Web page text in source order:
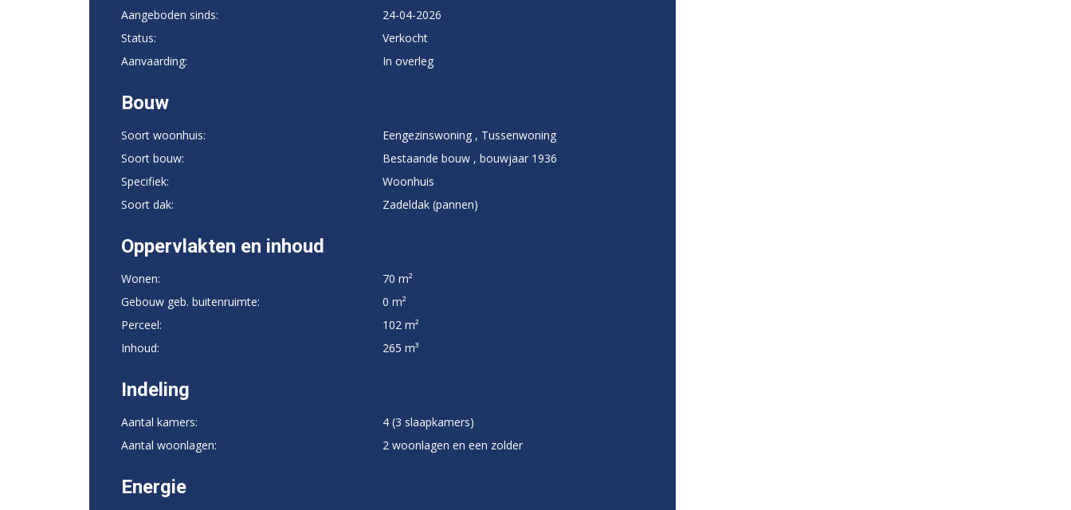
Aangeboden sinds:
24-04-2026
Status:
Verkocht
Aanvaarding:
In overleg
Bouw
Soort woonhuis:
Eengezinswoning , Tussenwoning
Soort bouw:
Bestaande bouw , bouwjaar 1936
Specifiek:
Woonhuis
Soort dak:
Zadeldak (pannen)
Oppervlakten en inhoud
Wonen:
70 m²
Gebouw geb. buitenruimte:
0 m²
Perceel:
102 m²
Inhoud:
265 m³
Indeling
Aantal kamers:
4 (3 slaapkamers)
Aantal woonlagen:
2 woonlagen en een zolder
Energie